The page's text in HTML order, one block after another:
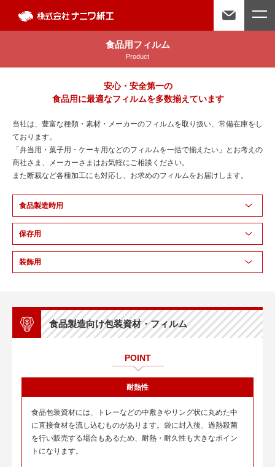
食品用フィルム
Product
安心・安全第一の
食品用に最適なフィルムを多数揃えています
当社は、豊富な種類・素材・メーカーのフィルムを取り扱い、常備在庫をし
ております。
「弁当用・菓子用・ケーキ用などのフィルムを一括で揃えたい」とお考えの
商社さま、メーカーさまはお気軽にご相談ください。
また断裁など各種加工にも対応し、お求めのフィルムをお届けします。
食品製造時用
保存用
装飾用
食品製造向け包装資材・フィルム
POINT
耐熱性
食品包装資材には、トレーなどの中敷きやリング状に丸めた中
に直接食材を流し込むものがあります。袋に封入後、過熱殺菌
を行い販売する場合もあるため、耐熱・耐久性も大きなポイン
トになります。